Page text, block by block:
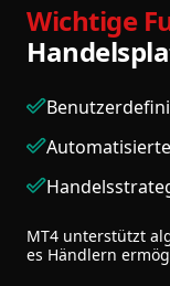
Wichtige
MT4 unterstützt
es Händlern